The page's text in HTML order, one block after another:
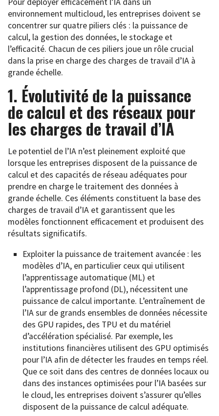
environnement multicloud, les entreprises doivent se
concentrer sur quatre piliers clés : la puissance de
calcul, la gestion des données, le stockage et
l’efficacité. Chacun de ces piliers joue un rôle crucial
dans la prise en charge des charges de travail d’IA à
grande échelle.
1. Évolutivité de la puissance
de calcul et des réseaux pour
les charges de travail d’IA
Le potentiel de l’IA n’est pleinement exploité que
lorsque les entreprises disposent de la puissance de
calcul et des capacités de réseau adéquates pour
prendre en charge le traitement des données à
grande échelle. Ces éléments constituent la base des
charges de travail d’IA et garantissent que les
modèles fonctionnent efficacement et produisent des
résultats significatifs.
Exploiter la puissance de traitement avancée : les
modèles d’IA, en particulier ceux qui utilisent
l’apprentissage automatique (ML) et
l’apprentissage profond (DL), nécessitent une
puissance de calcul importante. L’entraînement de
l’IA sur de grands ensembles de données nécessite
des GPU rapides, des TPU et du matériel
d’accélération spécialisé. Par exemple, les
institutions financières utilisent des GPU optimisés
pour l’IA afin de détecter les fraudes en temps réel.
Que ce soit dans des centres de données locaux ou
dans des instances optimisées pour l’IA basées sur
le cloud, les entreprises doivent s’assurer qu’elles
disposent de la puissance de calcul adéquate.